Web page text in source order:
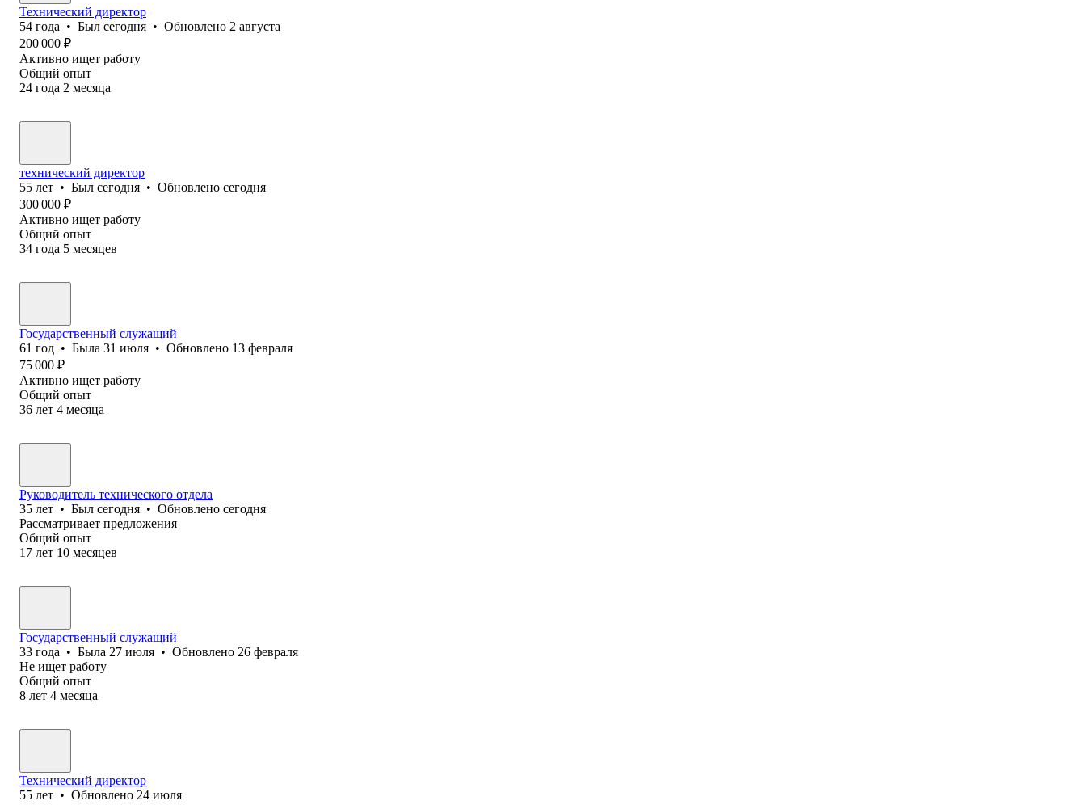
Технический директор
54 года • Был сегодня • Обновлено 2 августа
200 000 ₽
Активно ищет работу
Общий опыт
24 года 2 месяца
технический директор
55 лет • Был сегодня • Обновлено сегодня
300 000 ₽
Активно ищет работу
Общий опыт
34 года 5 месяцев
Государственный служащий
61 год • Была 31 июля • Обновлено 13 февраля
75 000 ₽
Активно ищет работу
Общий опыт
36 лет 4 месяца
Руководитель технического отдела
35 лет • Был сегодня • Обновлено сегодня
Рассматривает предложения
Общий опыт
17 лет 10 месяцев
Государственный служащий
33 года • Была 27 июля • Обновлено 26 февраля
Не ищет работу
Общий опыт
8 лет 4 месяца
Технический директор
55 лет • Обновлено 24 июля